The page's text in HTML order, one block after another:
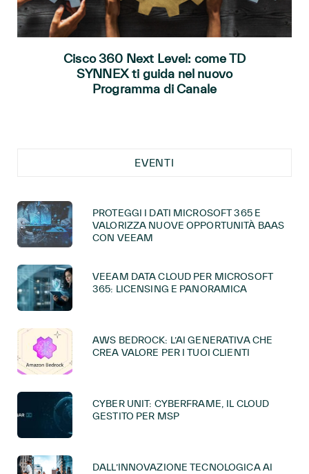
Cisco 360 Next Level: come TD
SYNNEX ti guida nel nuovo
Programma di Canale
EVENTI
PROTEGGI I DATI MICROSOFT 365 E
VALORIZZA NUOVE OPPORTUNITÀ BAAS
CON VEEAM
VEEAM DATA CLOUD PER MICROSOFT
365: LICENSING E PANORAMICA
AWS BEDROCK: L’AI GENERATIVA CHE
CREA VALORE PER I TUOI CLIENTI
CYBER UNIT: CYBERFRAME, IL CLOUD
GESTITO PER MSP
DALL’INNOVAZIONE TECNOLOGICA AI